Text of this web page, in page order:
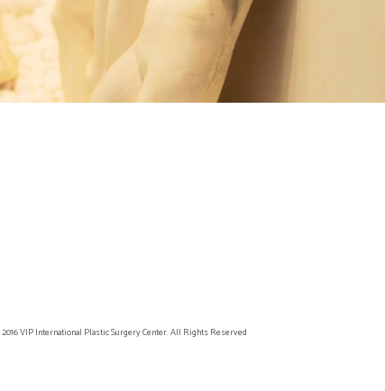
VIP International Plastic Surgery Center. All Rights Reserved